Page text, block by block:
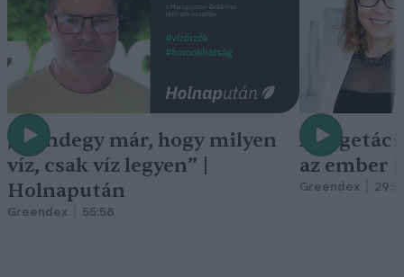
„Mindegy már, hogy milyen
víz, csak víz legyen” |
Holnapután
Greendex 55:58
A
az ember
Greendex